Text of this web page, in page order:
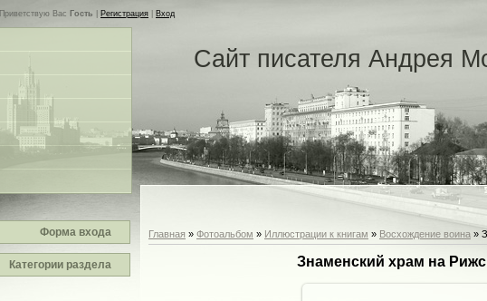
Приветствую Вас Гость Регистрация Вход
Форма входа
Категории раздела
Сайт писателя Андрея
Главная » Фотоальбом » Иллюстрации к книгам » Восхождение воина »
Знаменский храм на